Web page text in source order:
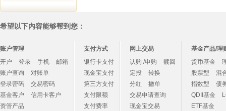
希望以下内容能够帮到您：
账户管理
开户
登录 手机
邮箱
账户查询
对账单
登录密码
交易密码
基金客户
信用卡客户
资管产品
支付方式
银行卡支付
现金宝支付
第三方支付
支付限额
支付费率
网上交易
认购 /申购
赎回
定投
转换
分红
撤单
交易申请查询
现金宝交易
基金产品/理
货币基金
股票型
混
指数型
债
QDII基金
ETF基金